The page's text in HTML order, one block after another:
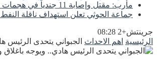
مأرب: مقتل وإصابة 11 جندياً في هجمات حوثية وسط تصعيد ميداني مستمر
جماعة الحوثي تعلن استهداف ناقلة
جرينتش+2 08:28
الرئيسية اهم الاحداث الجبواني يتحدى الرئيس